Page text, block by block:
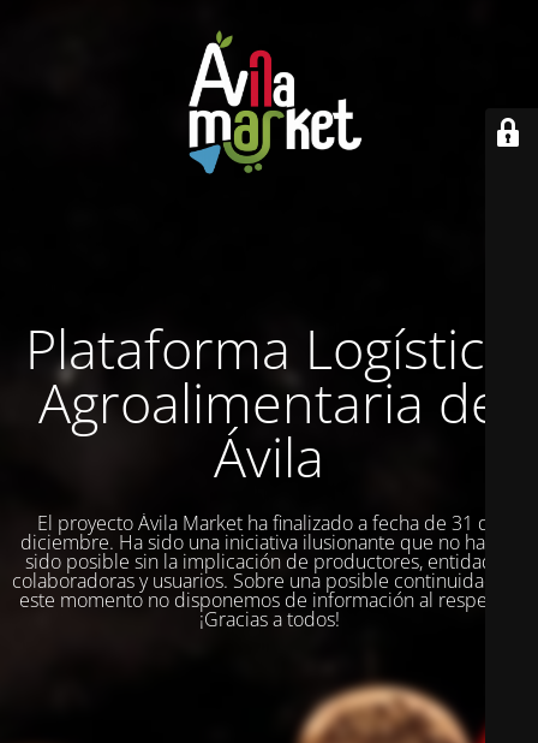
Plataforma Logística
Agroalimentaria de
Ávila
El proyecto Ávila Market ha finalizado a fecha de 31 de
diciembre. Ha sido una iniciativa ilusionante que no habría
sido posible sin la implicación de productores, entidades
colaboradoras y usuarios. Sobre una posible continuidad, en
este momento no disponemos de información al respecto.
¡Gracias a todos!